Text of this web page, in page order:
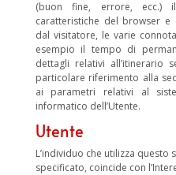
(buon fine, errore, ecc.)
caratteristiche del browser
dal visitatore, le varie
esempio il tempo di
dettagli relativi all’itinerario
particolare riferimento alla
ai parametri relativi al
informatico dell’Utente.
Utente
L’individuo che utilizza questo
specificato, coincide con